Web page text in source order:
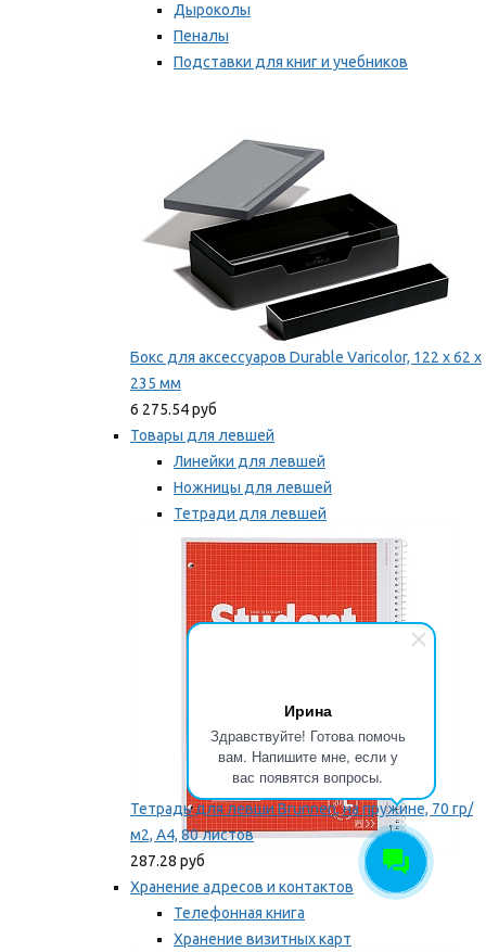
Ирина
Здравствуйте! Готова помочь
вам. Напишите мне, если у
вас появятся вопросы.
Дыроколы
Пеналы
Подставки для книг и учебников
Бокс для аксессуаров Durable Varicolor, 122 x 62 x
235 мм
6 275.54 руб
Товары для левшей
Линейки для левшей
Ножницы для левшей
Тетради для левшей
Точилки для левшей
Мы рекомендуем
Тетрадь для левши Brunnen, на пружине, 70 гр/
м2, А4, 80 листов
287.28 руб
Хранение адресов и контактов
Телефонная книга
Хранение визитных карт